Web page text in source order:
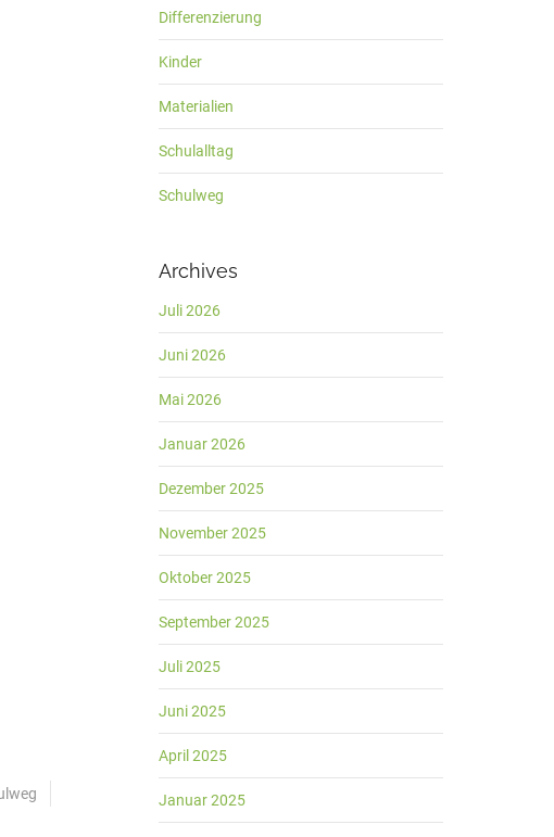
Differenzierung
Kinder
Materialien
Schulalltag
Schulweg
Archives
Juli 2026
Juni 2026
Mai 2026
Januar 2026
Dezember 2025
November 2025
Oktober 2025
September 2025
Juli 2025
Juni 2025
April 2025
Januar 2025